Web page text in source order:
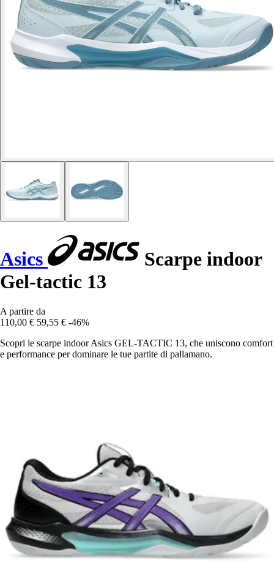
Asics
Scarpe indoor
Gel-tactic 13
A partire da
110,00 € 59,55 € -46%
Scopri le scarpe indoor Asics GEL-TACTIC 13, che uniscono comfort
e performance per dominare le tue partite di pallamano.